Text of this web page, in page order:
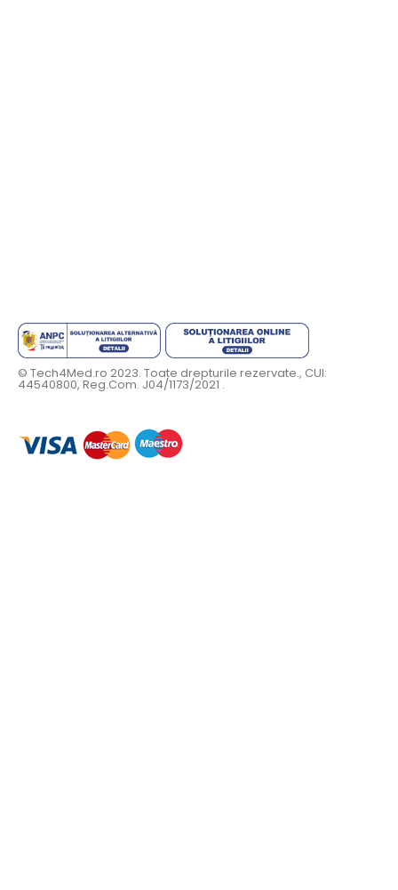
© Tech4Med.ro 2023. Toate drepturile rezervate., CUI:
44540800, Reg.Com. J04/1173/2021 .